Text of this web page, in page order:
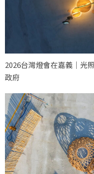
2026台灣燈會在嘉義｜光
政府